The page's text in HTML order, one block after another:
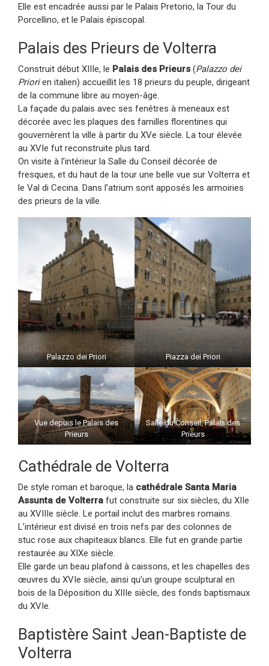
Elle est encadrée aussi par le Palais Pretorio, la Tour du
Porcellino, et le Palais épiscopal.
Palais des Prieurs de Volterra
Construit début XIIIe, le Palais des Prieurs (Palazzo dei
Priorien italien) accueillit les 18 prieurs du peuple, dirigeant
de la commune libre au moyen-âge.
La façade du palais avec ses fenêtres à meneaux est
décorée avec les plaques des familles florentines qui
gouvernèrent la ville à partir du XVe siècle. La tour élevée
au XVIe fut reconstruite plus tard.
On visite à l’intérieur la Salle du Conseil décorée de
fresques, et du haut de la tour une belle vue sur Volterra et
le Val di Cecina. Dans l’atrium sont apposés les armoiries
des prieurs de la ville.
Palazzo dei Priori Piazza dei Priori
Vue depuis le Palais des
Prieurs
Salle du Conseil, Palais des
Prieurs
Cathédrale de Volterra
De style roman et baroque, la cathédrale Santa Maria
Assunta de Volterra fut construite sur six siècles, du XIIe
au XVIIIe siècle. Le portail inclut des marbres romains.
L’intérieur est divisé en trois nefs par des colonnes de
stuc rose aux chapiteaux blancs. Elle fut en grande partie
restaurée au XIXe siècle.
Elle garde un beau plafond à caissons, et les chapelles des
œuvres du XVIe siècle, ainsi qu’un groupe sculptural en
bois de la Déposition du XIIIe siècle, des fonds baptismaux
du XVIe.
Baptistère Saint Jean-Baptiste de
Volterra